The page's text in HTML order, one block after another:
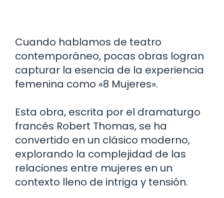
Cuando hablamos de teatro
contemporáneo, pocas obras logran
capturar la esencia de la experiencia
femenina como «8 Mujeres».
Esta obra, escrita por el dramaturgo
francés Robert Thomas, se ha
convertido en un clásico moderno,
explorando la complejidad de las
relaciones entre mujeres en un
contexto lleno de intriga y tensión.